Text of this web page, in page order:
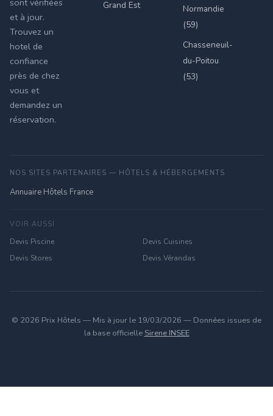
sont vérifiées
et à jour.
Trouvez un
hotel de
confiance
près de chez
vous et
demandez un
réservation.
Grand Est
Normandie
(59)
Chasseneuil-
du-Poitou
(53)
NOS SITES PARTENAIRES — HÔTELS & HÉBERGEMENTS
Annuaire Hôtels France
VOIR AUSSI
Devis Piscine
Devis Cuisines
Devis Stores
Devis Vérandas
© 2026 Prix Hôtels — Mis à jour le 19/03/2026 — Données issues de
la base officielle Sirene INSEE